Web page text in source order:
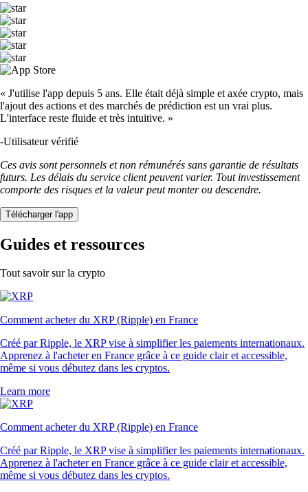
« J'utilise l'app depuis 5 ans. Elle était déjà simple et axée crypto, mais
l'ajout des actions et des marchés de prédiction est un vrai plus.
L'interface reste fluide et très intuitive. »
-Utilisateur vérifié
Ces avis sont personnels et non rémunérés sans garantie de résultats
futurs. Les délais du service client peuvent varier. Tout investissement
comporte des risques et la valeur peut monter ou descendre.
Télécharger l'app
Guides et ressources
Tout savoir sur la crypto
Comment acheter du XRP (Ripple) en France
Créé par Ripple, le XRP vise à simplifier les paiements internationaux.
Apprenez à l'acheter en France grâce à ce guide clair et accessible,
même si vous débutez dans les cryptos.
Learn more
Comment acheter du XRP (Ripple) en France
Créé par Ripple, le XRP vise à simplifier les paiements internationaux.
Apprenez à l'acheter en France grâce à ce guide clair et accessible,
même si vous débutez dans les cryptos.